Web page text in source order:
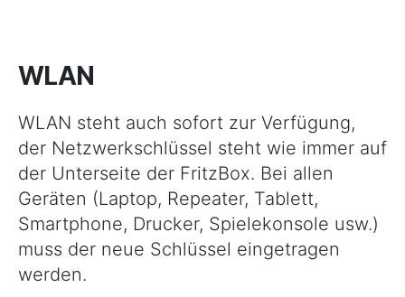
WLAN
WLAN steht auch sofort zur Verfügung,
der Netzwerkschlüssel steht wie immer auf
der Unterseite der FritzBox. Bei allen
Geräten (Laptop, Repeater, Tablett,
Smartphone, Drucker, Spielekonsole usw.)
muss der neue Schlüssel eingetragen
werden.